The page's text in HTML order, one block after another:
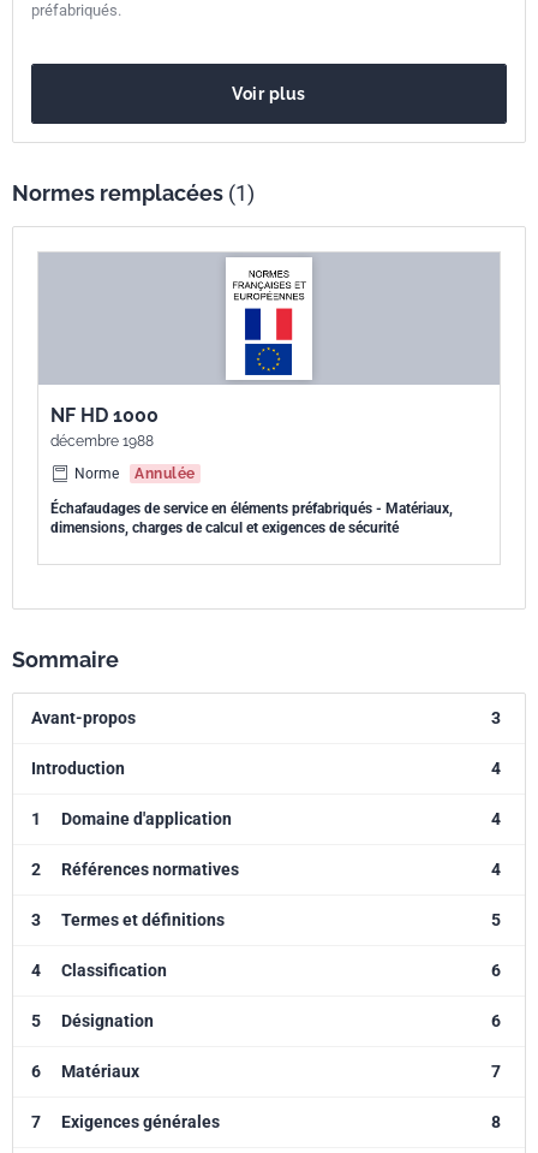
préfabriqués.
Voir plus
Normes remplacées (1)
NF HD 1000
décembre 1988
Norme
Annulée
Échafaudages de service en éléments préfabriqués - Matériaux,
dimensions, charges de calcul et exigences de sécurité
Sommaire
Avant-propos 3
Introduction 4
1 Domaine d'application 4
2 Références normatives 4
3 Termes et définitions 5
4 Classification 6
5 Désignation 6
6 Matériaux 7
7 Exigences générales 8